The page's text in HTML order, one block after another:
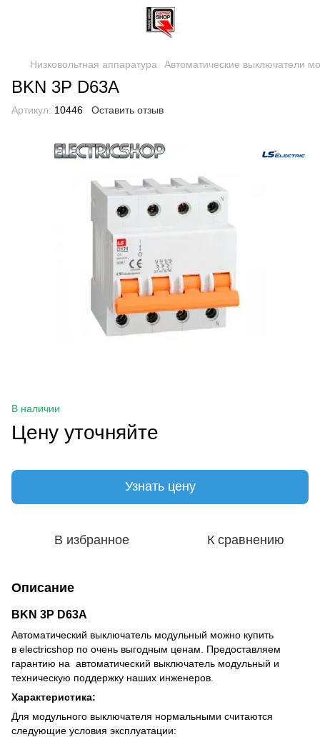
Низковольтная аппаратура Автоматические выключатели
BKN 3P D63A
Артикул: 10446 Оставить отзыв
В наличии
Цену уточняйте
Узнать цену
В избранное К сравнению
Описание
BKN 3P D63A
Автоматический выключатель модульный можно купить
в electricshop по очень выгодным ценам. Предоставляем
гарантию на автоматический выключатель модульный и
техническую поддержку наших инженеров.
Характеристика:
Для модульного выключателя нормальными считаются
следующие условия эксплуатации: